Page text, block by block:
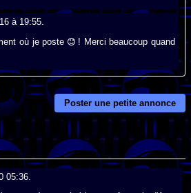
à 19:55.
où je poste
! Merci beaucoup quand
Poster une petite annonce
05:36.